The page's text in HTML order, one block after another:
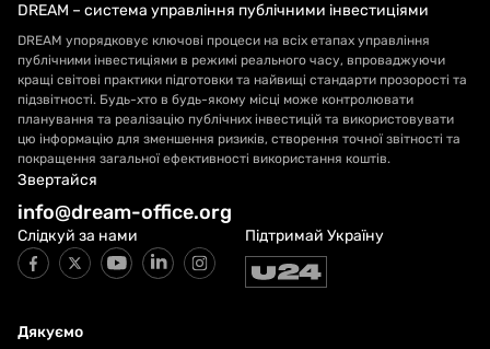
DREAM – система управління публічними інвестиціями
DREAM упорядковує ключові процеси на всіх етапах управління
публічними інвестиціями в режимі реального часу, впроваджуючи
кращі світові практики підготовки та найвищі стандарти прозорості та
підзвітності. Будь-хто в будь-якому місці може контролювати
планування та реалізацію публічних інвестицій та використовувати
цю інформацію для зменшення ризиків, створення точної звітності та
покращення загальної ефективності використання коштів.
Звертайся
info@dream-office.org
Слідкуй за нами Підтримай Україну
Дякуємо